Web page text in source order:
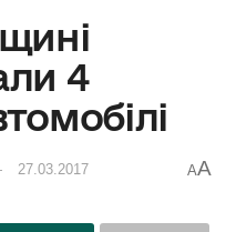
4
27.03.2017 AA